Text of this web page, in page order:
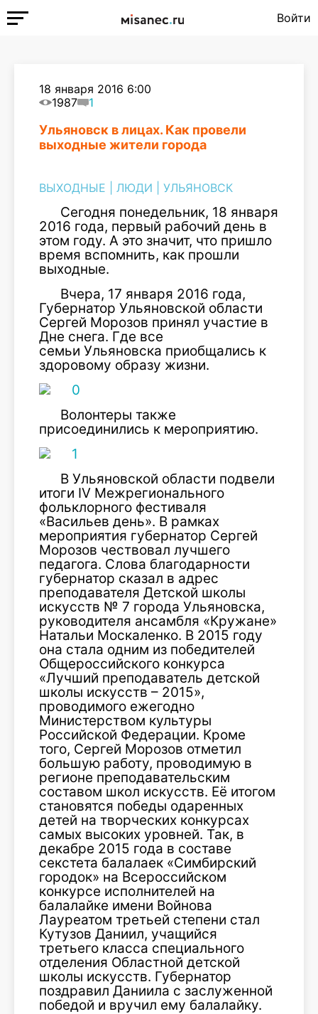
Войти
18 января 2016 6:00
1987
1
Ульяновск в лицах. Как провели
выходные жители города
ВЫХОДНЫЕ ЛЮДИ УЛЬЯНОВСК
Сегодня понедельник, 18 января
2016 года, первый рабочий день в
этом году. А это значит, что пришло
время вспомнить, как прошли
выходные.
Вчера, 17 января 2016 года,
Губернатор Ульяновской области
Сергей Морозов принял участие в
Дне снега. Где все
семьи Ульяновска приобщались к
здоровому образу жизни.
Волонтеры также
присоединились к мероприятию.
В Ульяновской области подвели
итоги IV Межрегионального
фольклорного фестиваля
«Васильев день». В рамках
мероприятия губернатор Сергей
Морозов чествовал лучшего
педагога. Слова благодарности
губернатор сказал в адрес
преподавателя Детской школы
искусств № 7 города Ульяновска,
руководителя ансамбля «Кружане»
Натальи Москаленко. В 2015 году
она стала одним из победителей
Общероссийского конкурса
«Лучший преподаватель детской
школы искусств – 2015»,
проводимого ежегодно
Министерством культуры
Российской Федерации. Кроме
того, Сергей Морозов отметил
большую работу, проводимую в
регионе преподавательским
составом школ искусств. Её итогом
становятся победы одаренных
детей на творческих конкурсах
самых высоких уровней. Так, в
декабре 2015 года в составе
секстета балалаек «Симбирский
городок» на Всероссийском
конкурсе исполнителей на
балалайке имени Войнова
Лауреатом третьей степени стал
Кутузов Даниил, учащийся
третьего класса специального
отделения Областной детской
школы искусств. Губернатор
поздравил Даниила с заслуженной
победой и вручил ему балалайку.